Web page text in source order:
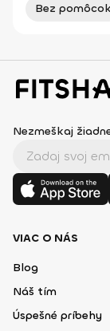
Bez pomôcok
Nezmeškaj
VIAC O NÁS
Blog
Náš tím
Úspešné príbehy